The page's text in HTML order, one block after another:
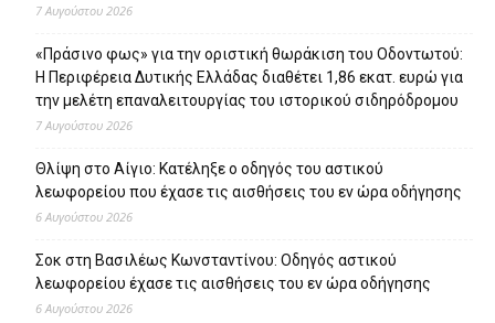
7 Αυγούστου 2026
«Πράσινο φως» για την οριστική θωράκιση του Οδοντωτού:
Η Περιφέρεια Δυτικής Ελλάδας διαθέτει 1,86 εκατ. ευρώ για
την μελέτη επαναλειτουργίας του ιστορικού σιδηρόδρομου
7 Αυγούστου 2026
Θλίψη στο Αίγιο: Κατέληξε ο οδηγός του αστικού
λεωφορείου που έχασε τις αισθήσεις του εν ώρα οδήγησης
6 Αυγούστου 2026
Σοκ στη Βασιλέως Κωνσταντίνου: Οδηγός αστικού
λεωφορείου έχασε τις αισθήσεις του εν ώρα οδήγησης
6 Αυγούστου 2026